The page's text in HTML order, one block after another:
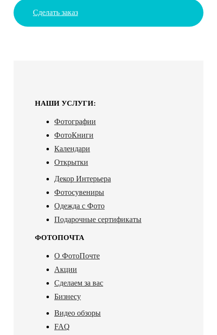
Сделать заказ
НАШИ УСЛУГИ:
Фотографии
ФотоКниги
Календари
Открытки
Декор Интерьера
Фотосувениры
Одежда с Фото
Подарочные сертификаты
ФОТОПОЧТА
О ФотоПочте
Акции
Сделаем за вас
Бизнесу
Видео обзоры
FAQ